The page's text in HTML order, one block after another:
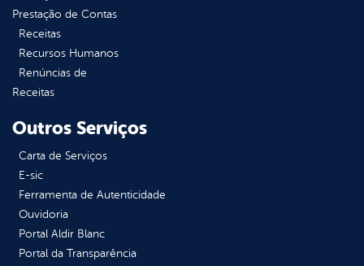
Prestação de Contas
Receitas
Recursos Humanos
Renúncias de
Receitas
Outros Serviços
Carta de Serviços
E-sic
Ferramenta de Autenticidade
Ouvidoria
Portal Aldir Blanc
Portal da Transparência